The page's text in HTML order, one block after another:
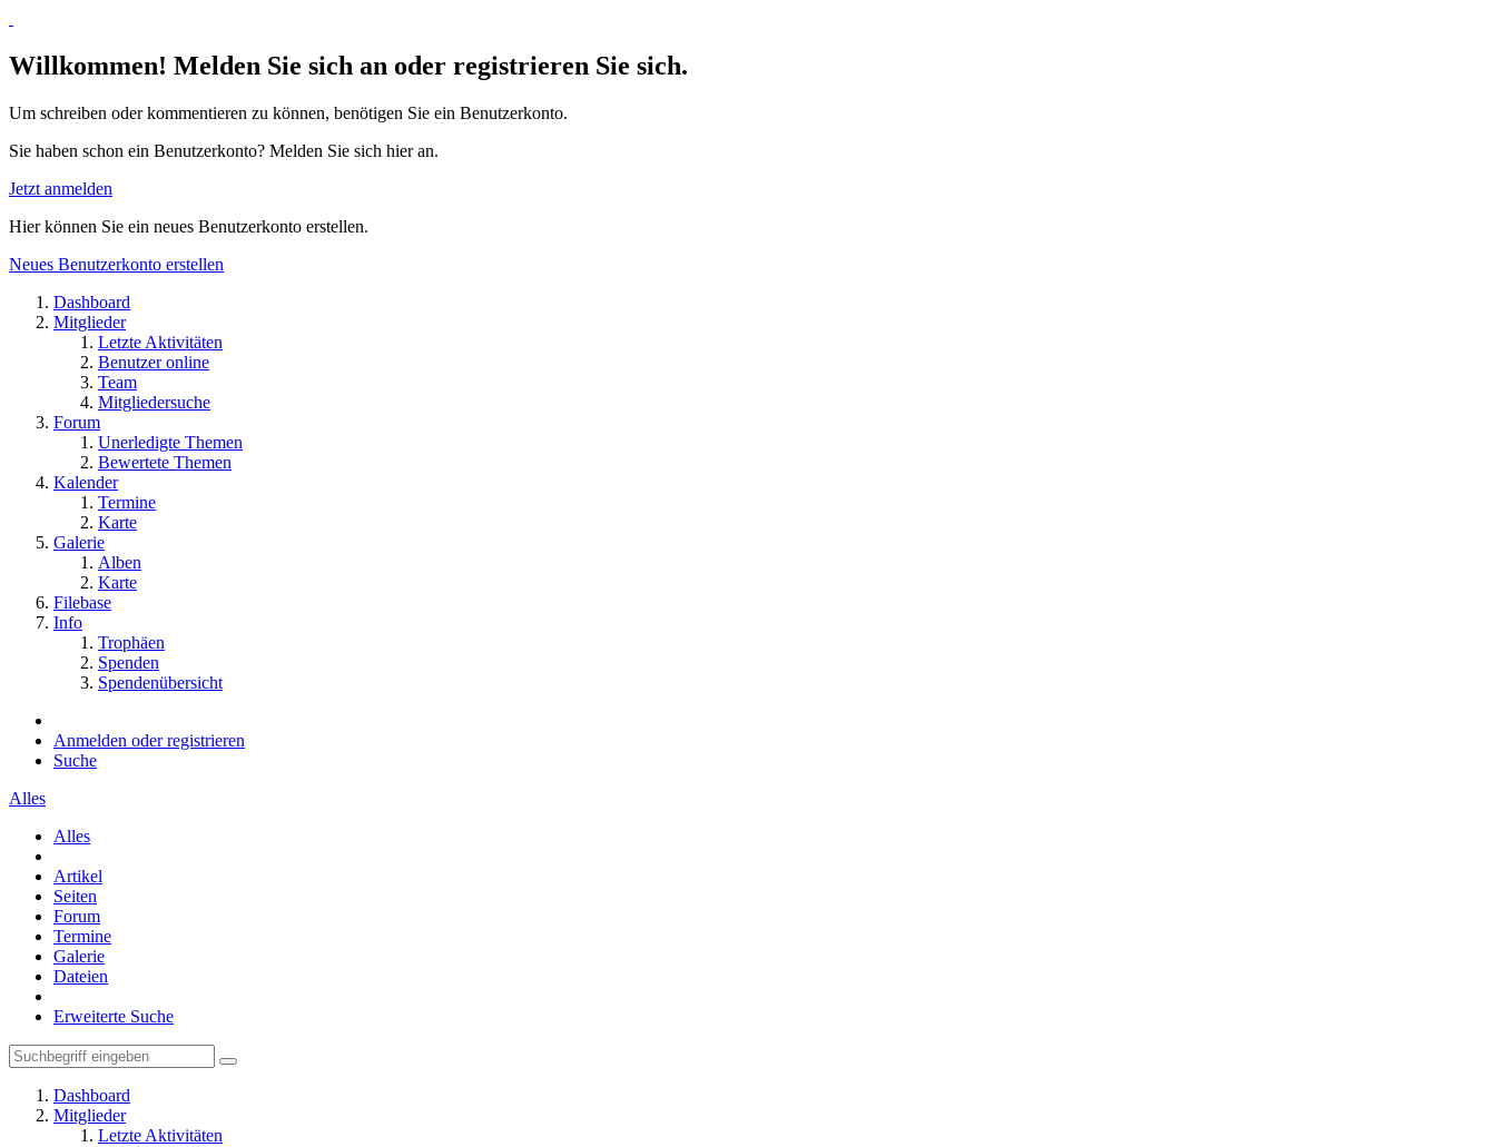
Willkommen! Melden Sie sich an oder registrieren Sie sich.
Um schreiben oder kommentieren zu können, benötigen Sie ein Benutzerkonto.
Sie haben schon ein Benutzerkonto? Melden Sie sich hier an.
Jetzt anmelden
Hier können Sie ein neues Benutzerkonto erstellen.
Neues Benutzerkonto erstellen
Dashboard
Mitglieder
Letzte Aktivitäten
Benutzer online
Team
Mitgliedersuche
Forum
Unerledigte Themen
Bewertete Themen
Kalender
Termine
Karte
Galerie
Alben
Karte
Filebase
Info
Trophäen
Spenden
Spendenübersicht
Anmelden oder registrieren
Suche
Alles
Alles
Artikel
Seiten
Forum
Termine
Galerie
Dateien
Erweiterte Suche
Dashboard
Mitglieder
Letzte Aktivitäten